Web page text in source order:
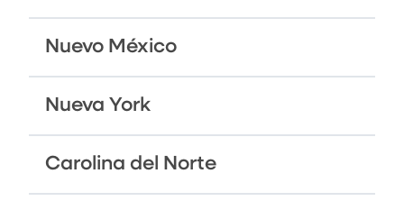
Nuevo México
Nueva York
Carolina del Norte